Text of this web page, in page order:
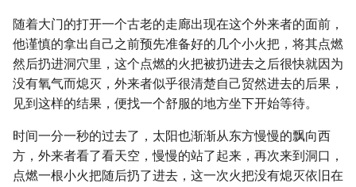
随着大门的打开一个古老的走廊出现在这个外来者的面前，
他谨慎的拿出自己之前预先准备好的几个小火把，将其点燃
然后扔进洞穴里，这个点燃的火把被扔进去之后很快就因为
没有氧气而熄灭，外来者似乎很清楚自己贸然进去的后果，
见到这样的结果，便找一个舒服的地方坐下开始等待。
时间一分一秒的过去了，太阳也渐渐从东方慢慢的飘向西
方，外来者看了看天空，慢慢的站了起来，再次来到洞口，
点燃一根小火把随后扔了进去，这一次火把没有熄灭依旧在